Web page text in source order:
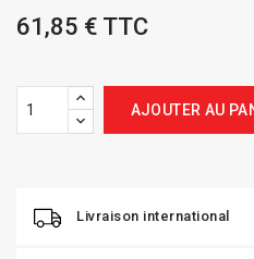
61,85 € TTC
AJOUTER AU
Livraison international